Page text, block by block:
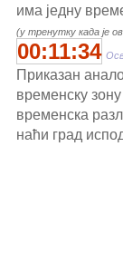
има једну
(у тренутку када је
00:11:34
Приказан
временску
временска
наћи град